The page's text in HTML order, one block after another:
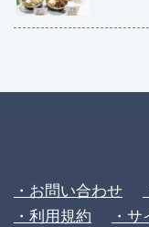
・お問い合わせ
・利用規約
・